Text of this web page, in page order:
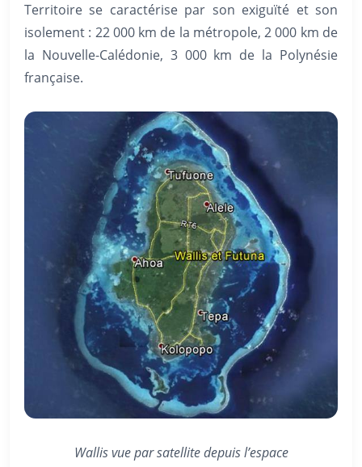
Territoire se caractérise par son exiguïté et son
isolement : 22 000 km de la métropole, 2 000 km de
la Nouvelle-Calédonie, 3 000 km de la Polynésie
française.
Wallis vue par satellite depuis l’espace